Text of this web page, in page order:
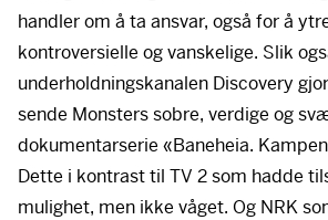
handler om å ta ansvar, også for å
kontroversielle og vanskelige. Slik
underholdningskanalen Discovery
sende Monsters sobre, verdige og
dokumentarserie «Baneheia.
Dette i kontrast til TV 2 som hadde
mulighet, men ikke våget. Og NRK